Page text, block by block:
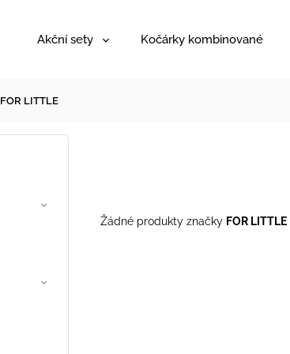
Akční sety Kočárky kombinované
FOR LITTLE
Žádné produkty značky FOR LITTLE